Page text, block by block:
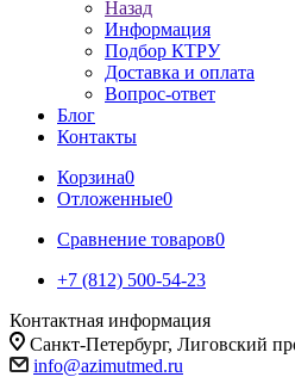
Назад
Информация
Подбор КТРУ
Доставка и оплата
Вопрос-ответ
Блог
Контакты
Корзина0
Отложенные0
Сравнение товаров0
+7 (812) 500-54-23
Контактная информация
Санкт-Петербург, Лиговский
info@azimutmed.ru